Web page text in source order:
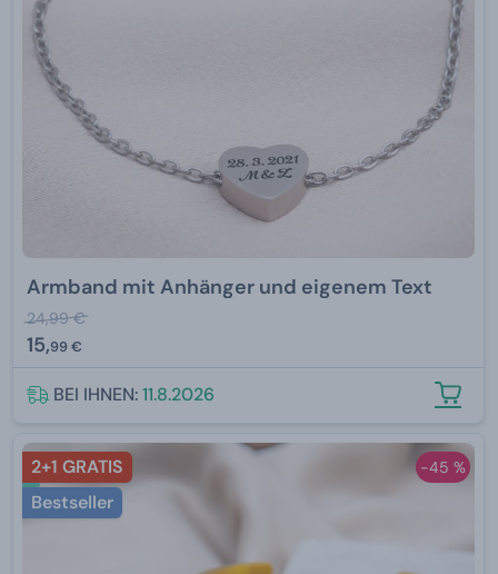
Armband mit Anhänger und eigenem Text
24,99 €
15,99 €
BEI IHNEN:11.8.2026
-45 %
2+1 GRATIS
Bestseller